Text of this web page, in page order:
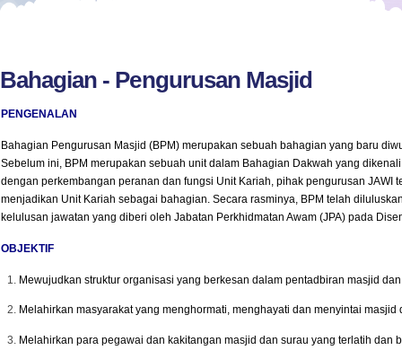
Bahagian - Pengurusan Masjid
PENGENALAN
Bahagian Pengurusan Masjid (BPM) merupakan sebuah bahagian yang baru
Sebelum ini, BPM merupakan sebuah unit dalam Bahagian Dakwah yang
dengan perkembangan peranan dan fungsi Unit Kariah, pihak pengurusan JAWI
menjadikan Unit Kariah sebagai bahagian. Secara rasminya, BPM telah
kelulusan jawatan yang diberi oleh Jabatan Perkhidmatan Awam (JPA) pada
OBJEKTIF
Mewujudkan struktur organisasi yang berkesan dalam pentadbiran masjid
Melahirkan masyarakat yang menghormati, menghayati dan menyintai masjid
Melahirkan para pegawai dan kakitangan masjid dan surau yang terlatih dan